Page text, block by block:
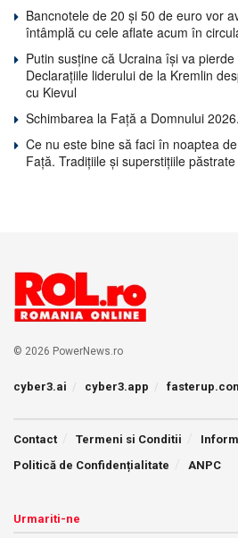
Bancnotele de 20 și 50 de euro vor
întâmplă cu cele aflate acum în
Putin susține că Ucraina își va
Declarațiile liderului de la Kremlin
cu Kievul
Schimbarea la Față a Domnului 2026.
Ce nu este bine să faci în noaptea
Față. Tradițiile și superstițiile
© 2026 PowerNews.ro
cyber3.ai cyber3.app
Contact Termeni si Conditii
Politică de Confidențialitate
ANPC
Urmariti-ne